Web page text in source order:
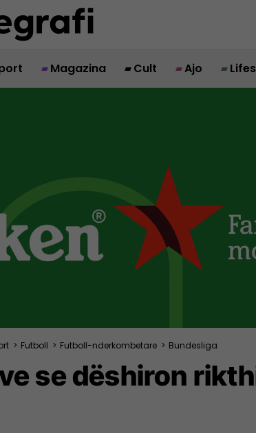
Magazina Cult Ajo
> Futboll > Futboll-nderkombetare > Bundesliga
se dëshiron